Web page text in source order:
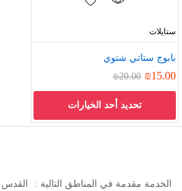
ستايلات
بابوج ستاتي شتوي
₪15.00
₪20.00
تحديد أحد الخيارات
الخدمة مقدمة في المناطق التالية : القدس